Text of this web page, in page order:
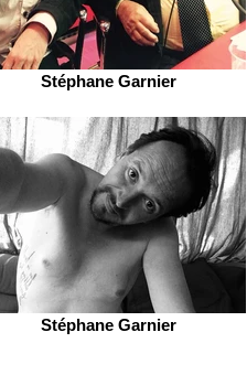
Stéphane Garnier
Stéphane Garnier